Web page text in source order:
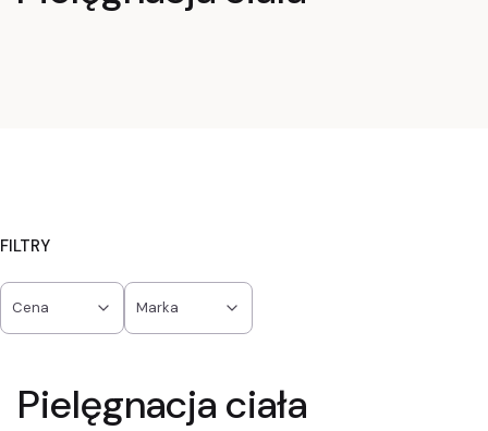
FILTRY
Cena Marka
Pielęgnacja ciała